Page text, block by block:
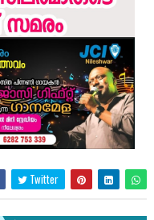
Twitter